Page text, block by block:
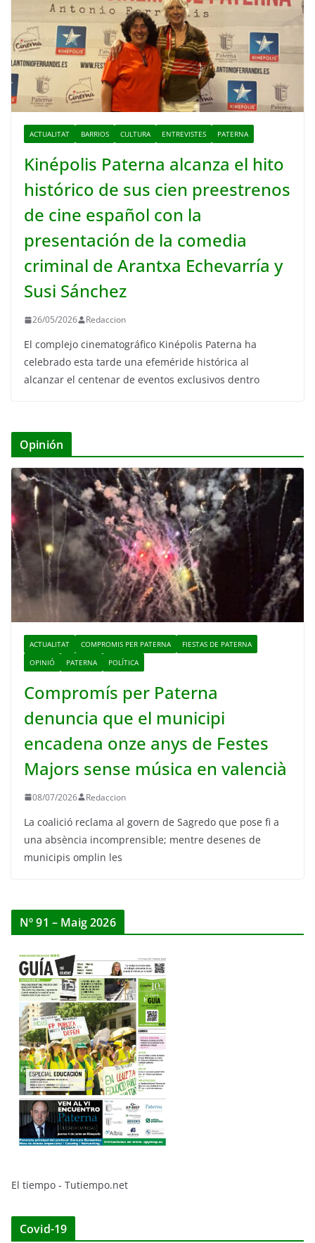
ACTUALITAT BARRIOS CULTURA ENTREVISTES PATERNA
Kinépolis Paterna alcanza el hito
histórico de sus cien preestrenos
de cine español con la
presentación de la comedia
criminal de Arantxa Echevarría y
Susi Sánchez
26/05/2026 Redaccion
El complejo cinematográfico Kinépolis Paterna ha
celebrado esta tarde una efeméride histórica al
alcanzar el centenar de eventos exclusivos dentro
Opinión
ACTUALITAT COMPROMIS PER PATERNA
FIESTAS DE PATERNA
OPINIÓ
PATERNA POLÍTICA
Compromís per Paterna
denuncia que el municipi
encadena onze anys de Festes
Majors sense música en valencià
08/07/2026 Redaccion
La coalició reclama al govern de Sagredo que pose fi a
una absència incomprensible; mentre desenes de
municipis omplin les
Nº 91 – Maig 2026
El tiempo - Tutiempo.net
Covid-19